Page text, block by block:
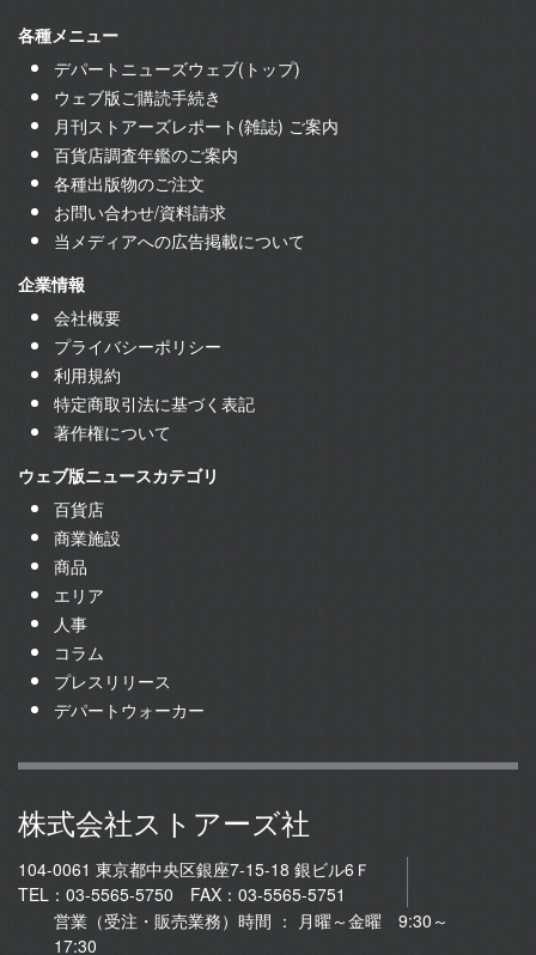
各種メニュー
デパートニューズウェブ(トップ)
ウェブ版ご購読手続き
月刊ストアーズレポート(雑誌) ご案内
百貨店調査年鑑のご案内
各種出版物のご注文
お問い合わせ/資料請求
当メディアへの広告掲載について
企業情報
会社概要
プライバシーポリシー
利用規約
特定商取引法に基づく表記
著作権について
ウェブ版ニュースカテゴリ
百貨店
商業施設
商品
エリア
人事
コラム
プレスリリース
デパートウォーカー
株式会社ストアーズ社
104-0061 東京都中央区銀座7-15-18 銀ビル6Ｆ
TEL：03-5565-5750 FAX：03-5565-5751
営業（受注・販売業務）時間 ： 月曜～金曜 9:30～
17:30